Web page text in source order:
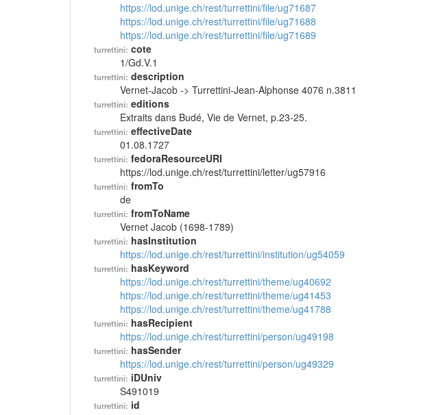
https://lod.unige.ch/rest/turrettini/file/ug71687
https://lod.unige.ch/rest/turrettini/file/ug71688
https://lod.unige.ch/rest/turrettini/file/ug71689
turrettini: cote
1/Gd.V.1
turrettini: description
Vernet-Jacob -> Turrettini-Jean-Alphonse 4076 n.3811
turrettini: editions
Extraits dans Budé, Vie de Vernet, p.23-25.
turrettini: effectiveDate
01.08.1727
turrettini: fedoraResourceURI
https://lod.unige.ch/rest/turrettini/letter/ug57916
turrettini: fromTo
de
turrettini: fromToName
Vernet Jacob (1698-1789)
turrettini: hasInstitution
https://lod.unige.ch/rest/turrettini/institution/ug54059
turrettini: hasKeyword
https://lod.unige.ch/rest/turrettini/theme/ug40692
https://lod.unige.ch/rest/turrettini/theme/ug41453
https://lod.unige.ch/rest/turrettini/theme/ug41788
turrettini: hasRecipient
https://lod.unige.ch/rest/turrettini/person/ug49198
turrettini: hasSender
https://lod.unige.ch/rest/turrettini/person/ug49329
turrettini: iDUniv
S491019
turrettini: id